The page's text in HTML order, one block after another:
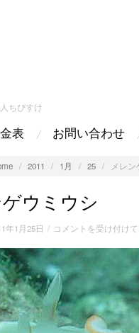
ちびすけ
表 お問い合わせ
/ 2011 / 1月 / 25 / メレ
ウミウシ
年1月25日 / メ
ン
ゲ
ウ
ミ
ウ
シ
コメントを受け付け